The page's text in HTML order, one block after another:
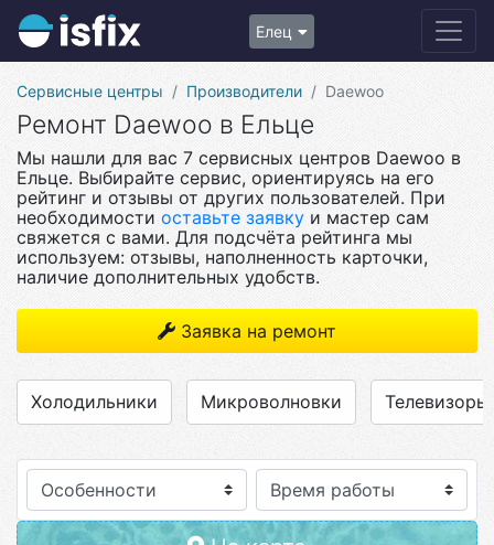
Елец
Сервисные центры Производители Daewoo
Ремонт Daewoo в Ельце
Мы нашли для вас 7 сервисных центров Daewoo в
Ельце. Выбирайте сервис, ориентируясь на его
рейтинг и отзывы от других пользователей. При
необходимости оставьте заявку и мастер сам
свяжется с вами. Для подсчёта рейтинга мы
используем: отзывы, наполненность карточки,
наличие дополнительных удобств.
Заявка на ремонт
Холодильники Микроволновки Телевизоры
Особенности